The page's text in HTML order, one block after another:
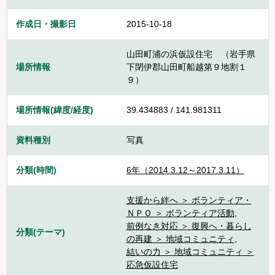
作成日・撮影日 2015-10-18
場所情報
山田町浦の浜仮設住宅 （岩手県
下閉伊郡山田町船越第９地割１
９）
場所情報(緯度/経度) 39.434883 / 141.981311
資料種別 写真
分類(時間) 6年（2014.3.12～2017.3.11）
分類(テーマ)
支援から絆へ ＞ ボランティア・
ＮＰＯ ＞ ボランティア活動,
前例なき対応 ＞ 復興へ・暮らし
の再建 ＞ 地域コミュニティ ,
結いの力 ＞ 地域コミュニティ ＞
応急仮設住宅